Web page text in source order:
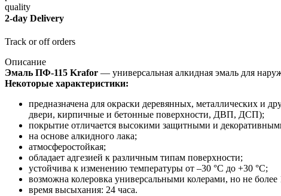
2-day Delivery
Track or off orders
Описание
Эмаль ПФ-115 Krafor — универсальная алкидная эмаль для
Некоторые характеристики:
предназначена для окраски деревянных, металлических и
двери, кирпичные и бетонные поверхности, ДВП, ДСП);
покрытие отличается высокими защитными и
на основе алкидного лака;
атмосферостойкая;
обладает адгезией к различным типам поверхности;
устойчива к изменению температуры от –30 °С до +30 °С;
возможна колеровка универсальными колерами, но не более
время высыхания: 24 часа.